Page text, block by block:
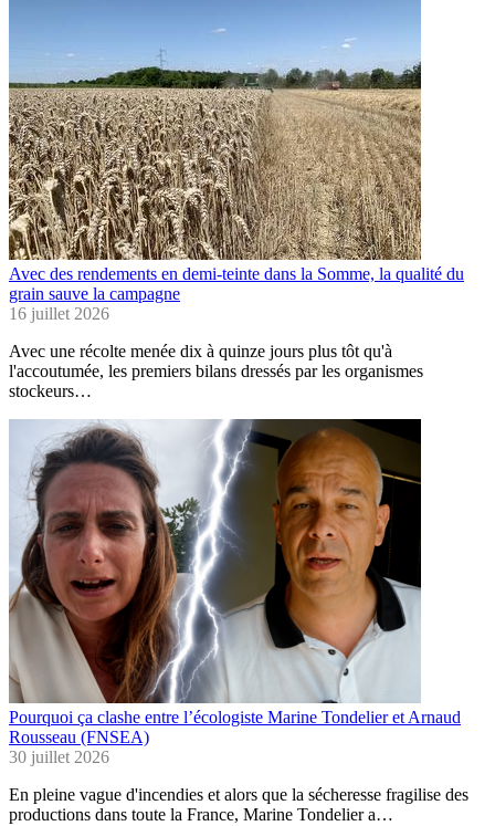
Avec des rendements en demi-teinte dans la Somme, la qualité du
grain sauve la campagne
16 juillet 2026
Avec une récolte menée dix à quinze jours plus tôt qu'à
l'accoutumée, les premiers bilans dressés par les organismes
stockeurs…
Pourquoi ça clashe entre l’écologiste Marine Tondelier et Arnaud
Rousseau (FNSEA)
30 juillet 2026
En pleine vague d'incendies et alors que la sécheresse fragilise des
productions dans toute la France, Marine Tondelier a…